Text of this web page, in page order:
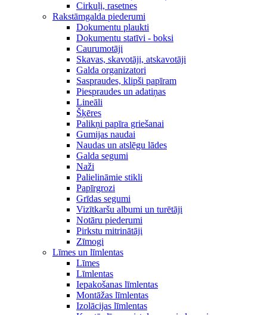
Cirkuļi, rasetnes
Rakstāmgalda piederumi
Dokumentu plaukti
Dokumentu statīvi - boksi
Caurumotāji
Skavas, skavotāji, atskavotāji
Galda organizatori
Saspraudes, klipši papīram
Piespraudes un adatiņas
Lineāli
Šķēres
Palikņi papīra griešanai
Gumijas naudai
Naudas un atslēgu lādes
Galda segumi
Naži
Palielināmie stikli
Papīrgrozi
Grīdas segumi
Vizītkaršu albumi un turētāji
Notāru piederumi
Pirkstu mitrinātāji
Zīmogi
Līmes un līmlentas
Līmes
Līmlentas
Iepakošanas līmlentas
Montāžas līmlentas
Izolācijas līmlentas